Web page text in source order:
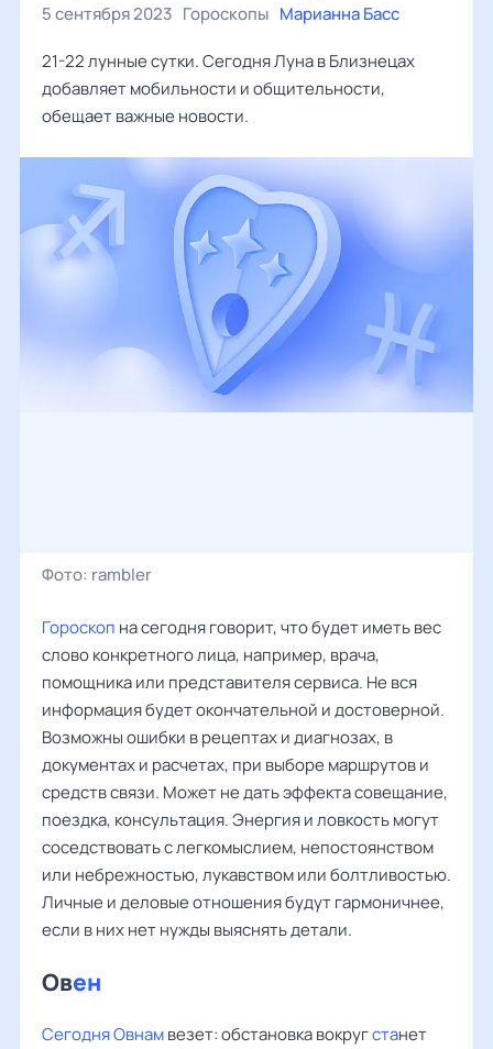
5 сентября 2023 Гороскопы Марианна Басс
21-22 лунные сутки. Сегодня Луна в Близнецах
добавляет мобильности и общительности,
обещает важные новости.
Фото: rambler
Гороскоп на сегодня говорит, что будет иметь вес
слово конкретного лица, например, врача,
помощника или представителя сервиса. Не вся
информация будет окончательной и достоверной.
Возможны ошибки в рецептах и диагнозах, в
документах и расчетах, при выборе маршрутов и
средств связи. Может не дать эффекта совещание,
поездка, консультация. Энергия и ловкость могут
соседствовать с легкомыслием, непостоянством
или небрежностью, лукавством или болтливостью.
Личные и деловые отношения будут гармоничнее,
если в них нет нужды выяснять детали.
Овен ‌
Сегодня Овнамвезет: обстановка вокругстанет